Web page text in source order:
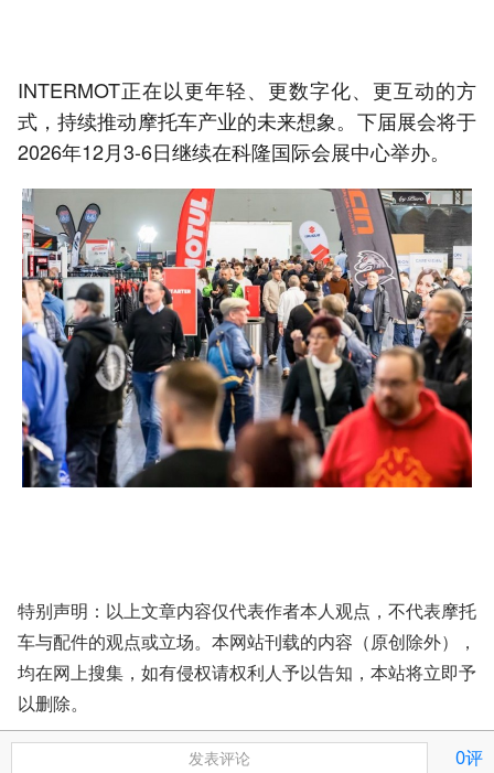
INTERMOT正在以更年轻、更数字化、更互动的方
式，持续推动摩托车产业的未来想象。下届展会将于
2026年12月3-6日继续在科隆国际会展中心举办。
特别声明：以上文章内容仅代表作者本人观点，不代表摩托
车与配件的观点或立场。本网站刊载的内容（原创除外），
均在网上搜集，如有侵权请权利人予以告知，本站将立即予
以删除。
发表评论 0评